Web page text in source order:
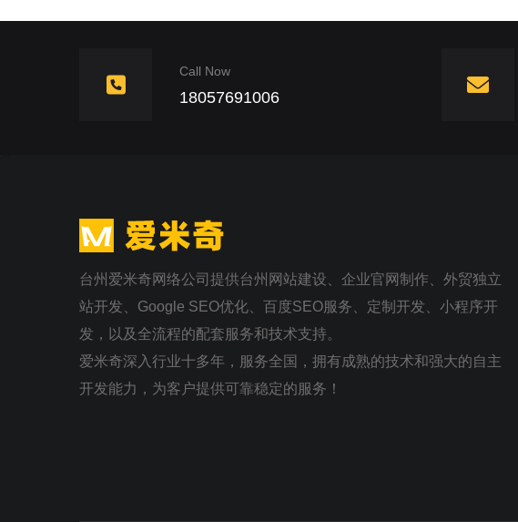
Call Now
18057691006
台州爱米奇网络公司提供台州网站建设、企业官网制作、外贸独立
站开发、Google SEO优化、百度SEO服务、定制开发、小程序开
发，以及全流程的配套服务和技术支持。
爱米奇深入行业十多年，服务全国，拥有成熟的技术和强大的自主
开发能力，为客户提供可靠稳定的服务！